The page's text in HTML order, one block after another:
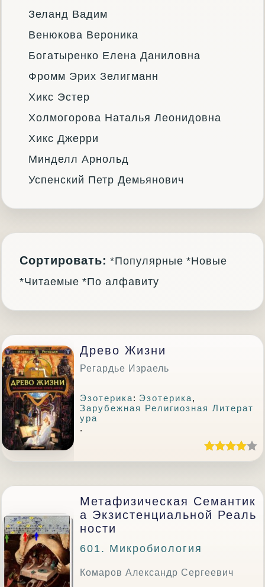
Зеланд Вадим
Венюкова Вероника
Богатыренко Елена Даниловна
Фромм Эрих Зелигманн
Хикс Эстер
Холмогорова Наталья Леонидовна
Хикс Джерри
Минделл Арнольд
Успенский Петр Демьянович
Сортировать: *Популярные *Новые
*Читаемые *По алфавиту
Древо Жизни
Регардье Израель
Эзотерика: Эзотерика,
Зарубежная Религиозная Литерат
Ура
.
Метафизическая Семантик
А Экзистенциальной Реаль
Ности
601. Микробиология
Комаров Александр Сергеевич